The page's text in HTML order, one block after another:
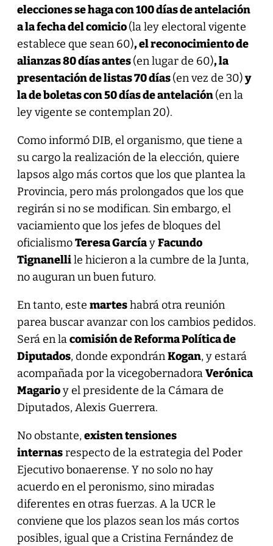
elecciones se haga con 100 días de antelación
a la fecha del comicio(la ley electoral vigente
establece que sean 60), el reconocimiento de
alianzas 80 días antes(en lugar de 60), la
presentación de listas 70 días(en vez de 30)y
la de boletas con 50 días de antelación(en la
ley vigente se contemplan 20).
Como informó DIB, el organismo, que tiene a
su cargo la realización de la elección, quiere
lapsos algo más cortos que los que plantea la
Provincia, pero más prolongados que los que
regirán si no se modifican. Sin embargo, el
vaciamiento que los jefes de bloques del
oficialismoTeresa GarcíayFacundo
Tignanellile hicieron a la cumbre de la Junta,
no auguran un buen futuro.
En tanto, este marteshabrá otra reunión
parea buscar avanzar con los cambios pedidos.
Será en lacomisión de Reforma Política de
Diputados, donde expondránKogan, y estará
acompañada por la vicegobernadoraVerónica
Magarioy el presidente de la Cámara de
Diputados, Alexis Guerrera.
No obstante,existen tensiones
internasrespecto de la estrategia del Poder
Ejecutivo bonaerense. Y no solo no hay
acuerdo en el peronismo, sino miradas
diferentes en otras fuerzas. A la UCR le
conviene que los plazos sean los más cortos
posibles, igual que a Cristina Fernández de